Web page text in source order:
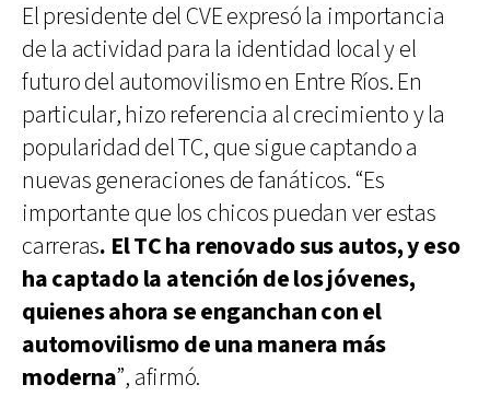
El presidente del CVE expresó la importancia
de la actividad para la identidad local y el
futuro del automovilismo en Entre Ríos. En
particular, hizo referencia al crecimiento y la
popularidad del TC, que sigue captando a
nuevas generaciones de fanáticos. “Es
importante que los chicos puedan ver estas
carreras. El TC ha renovado sus autos, y eso
ha captado la atención de los jóvenes,
quienes ahora se enganchan con el
automovilismo de una manera más
moderna”, afirmó.